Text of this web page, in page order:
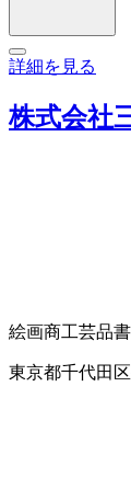
詳細を見る
株式会社
絵画商工芸品
東京都千代田